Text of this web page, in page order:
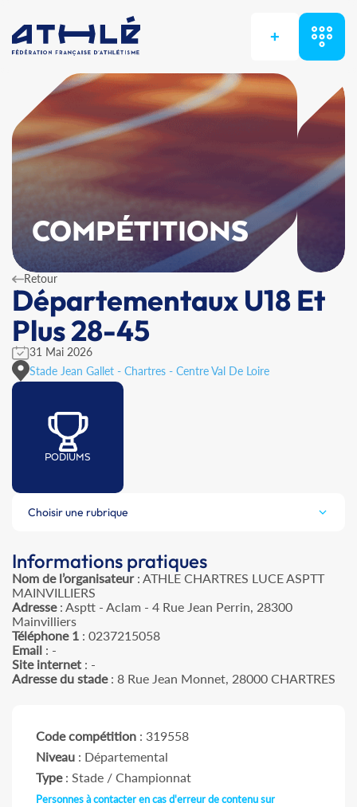
+
COMPÉTITIONS
Retour
Départementaux U18 Et
Plus 28-45
31 Mai 2026
Stade Jean Gallet - Chartres - Centre Val De Loire
PODIUMS
Choisir une rubrique
Informations pratiques
Nom de l’organisateur: ATHLE CHARTRES LUCE ASPTT
MAINVILLIERS
Adresse: Asptt - Aclam - 4 Rue Jean Perrin, 28300
Mainvilliers
Téléphone 1 : 0237215058
Email : -
Site internet : -
Adresse du stade: 8 Rue Jean Monnet, 28000 CHARTRES
Code compétition : 319558
Niveau : Départemental
Type: Stade / Championnat
Personnes à contacter en cas d'erreur de contenu sur